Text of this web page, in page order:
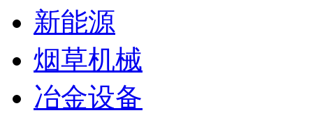
新能源
烟草机械
冶金设备